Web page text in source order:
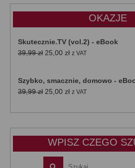
OKAZJE
Skutecznie.TV (vol.2) - eBook
39,99zł Pierwotna
39,99 zł.
25,00 złAktualna
25,00 zł.
z VAT
Szybko, smacznie, domowo -
39,99zł Pierwotna
wynosiła:
25,00 złAktualna
wynosi:
z VAT
WPISZ CZEGO